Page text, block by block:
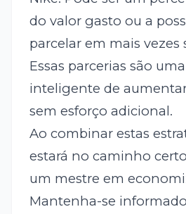
do valor gasto ou a
parcelar em mais vezes
Essas parcerias são
inteligente de
sem esforço adicional.
Ao combinar estas
estará no caminho
um mestre em
Mantenha-se